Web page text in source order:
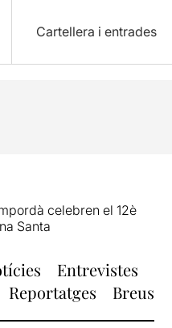
Cartellera i entrades
celebren el 12è
Santa
Entrevistes
Reportatges
Breus